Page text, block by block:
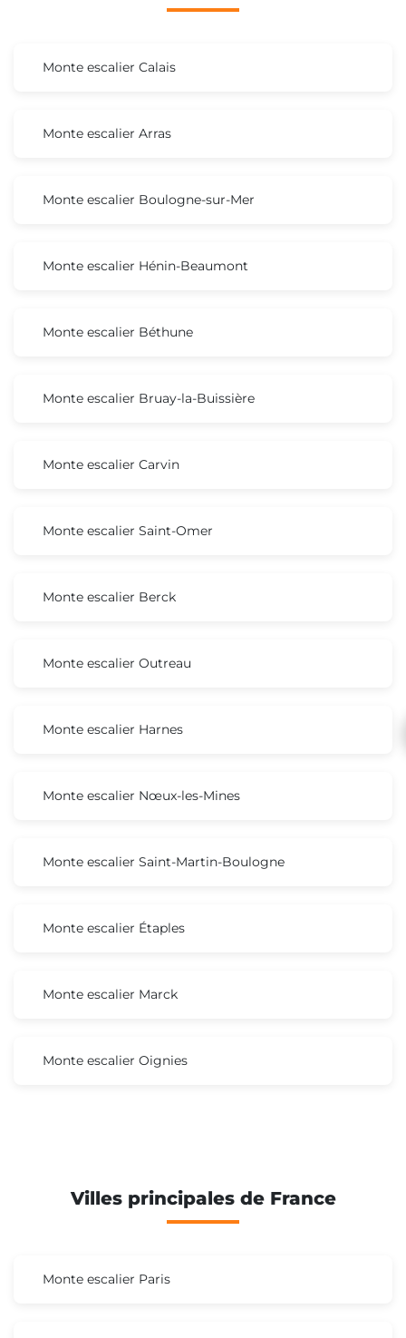
Monte escalier Calais
Monte escalier Arras
Monte escalier Boulogne-sur-Mer
Monte escalier Hénin-Beaumont
Monte escalier Béthune
Monte escalier Bruay-la-Buissière
Monte escalier Carvin
Monte escalier Saint-Omer
Monte escalier Berck
Monte escalier Outreau
Monte escalier Harnes
Monte escalier Nœux-les-Mines
Monte escalier Saint-Martin-Boulogne
Monte escalier Étaples
Monte escalier Marck
Monte escalier Oignies
Villes principales de France
Monte escalier Paris